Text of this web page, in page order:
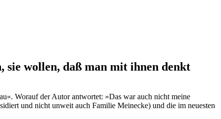
sie wollen, daß man mit ihnen denkt
Worauf der Autor antwortet: »Das war auch nicht meine
und nicht unweit auch Familie Meinecke) und die im neuesten